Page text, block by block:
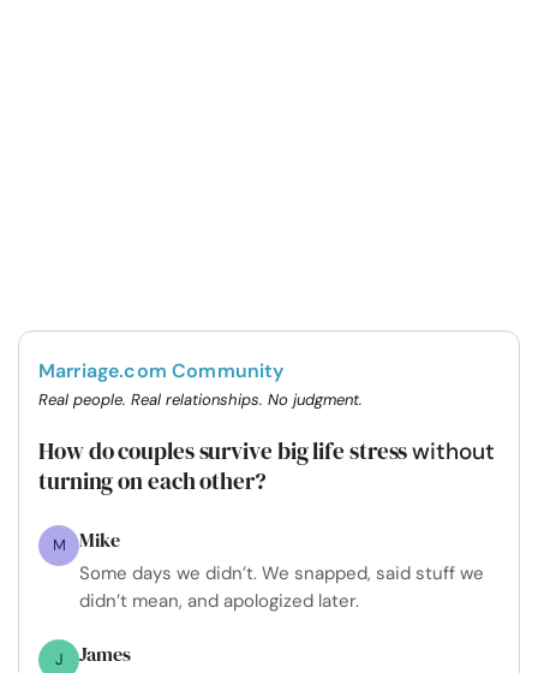
Marriage.com Community
Real people. Real relationships. No judgment.
How do couples survive big life stresswithout
turning on each other?
M Mike
Some days we didn’t. We snapped, said stuff we
didn’t mean, and apologized later.
J James